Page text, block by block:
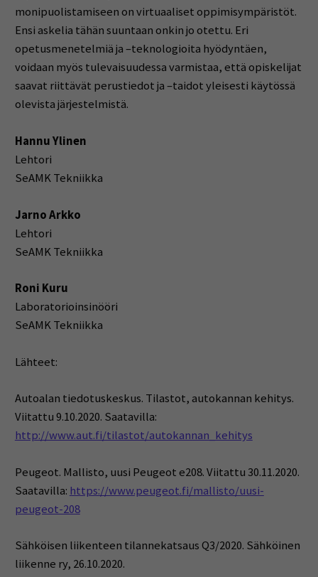
monipuolistamiseen on virtuaaliset oppimisympäristöt.
Ensi askelia tähän suuntaan onkin jo otettu. Eri
opetusmenetelmiä ja –teknologioita hyödyntäen,
voidaan myös tulevaisuudessa varmistaa, että opiskelijat
saavat riittävät perustiedot ja –taidot yleisesti käytössä
olevista järjestelmistä.
Hannu Ylinen
Lehtori
SeAMK Tekniikka
Jarno Arkko
Lehtori
SeAMK Tekniikka
Roni Kuru
Laboratorioinsinööri
SeAMK Tekniikka
Lähteet:
Autoalan tiedotuskeskus. Tilastot, autokannan kehitys.
Viitattu 9.10.2020. Saatavilla:
http://www.aut.fi/tilastot/autokannan_kehitys
Peugeot. Mallisto, uusi Peugeot e208. Viitattu 30.11.2020.
Saatavilla: https://www.peugeot.fi/mallisto/uusi-
peugeot-208
Sähköisen liikenteen tilannekatsaus Q3/2020. Sähköinen
liikenne ry, 26.10.2020.